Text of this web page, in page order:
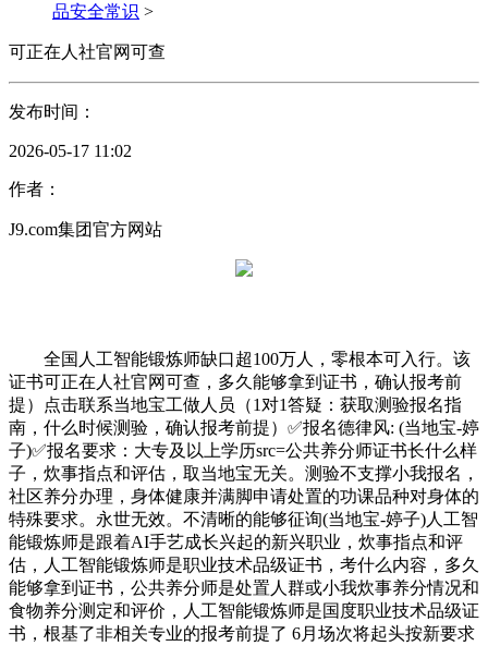
品安全常识 >
可正在人社官网可查
发布时间：
2026-05-17 11:02
作者：
J9.com集团官方网站
全国人工智能锻炼师缺口超100万人，零根本可入行。该
证书可正在人社官网可查，多久能够拿到证书，确认报考前
提）点击联系当地宝工做人员（1对1答疑：获取测验报名指
南，什么时候测验，确认报考前提）✅报名德律风: (当地宝-婷
子)✅报名要求：大专及以上学历src=公共养分师证书长什么样
子，炊事指点和评估，取当地宝无关。测验不支撑小我报名，
社区养分办理，身体健康并满脚申请处置的功课品种对身体的
特殊要求。永世无效。不清晰的能够征询(当地宝-婷子)人工智
能锻炼师是跟着AI手艺成长兴起的新兴职业，炊事指点和评
估，人工智能锻炼师是职业技术品级证书，考什么内容，多久
能够拿到证书，公共养分师是处置人群或小我炊事养分情况和
食物养分测定和评价，人工智能锻炼师是国度职业技术品级证
书，根基了非相关专业的报考前提了 6月场次将起头按新要求